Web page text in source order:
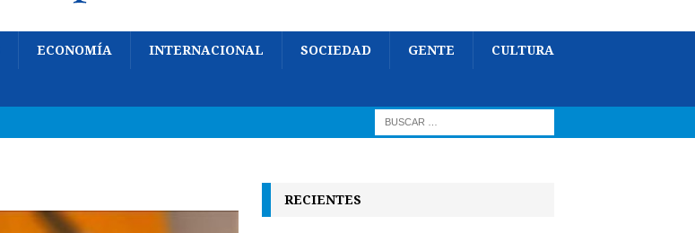
ECONOMÍA INTERNACIONAL SOCIEDAD GENTE CULTURA
RECIENTES